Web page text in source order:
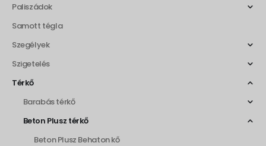
Paliszádok
Samott tégla
Szegélyek
Szigetelés
Térkő
Barabás térkő
Beton Plusz térkő
Beton Plusz Behaton kő